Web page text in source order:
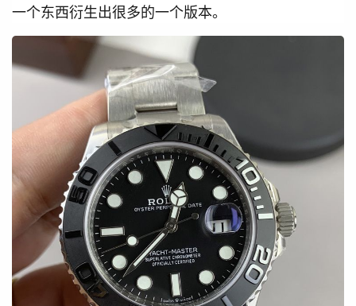
一个东西衍生出很多的一个版本。